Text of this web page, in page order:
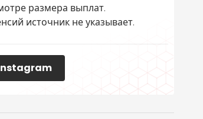
размера выплат.
источник не указывает.